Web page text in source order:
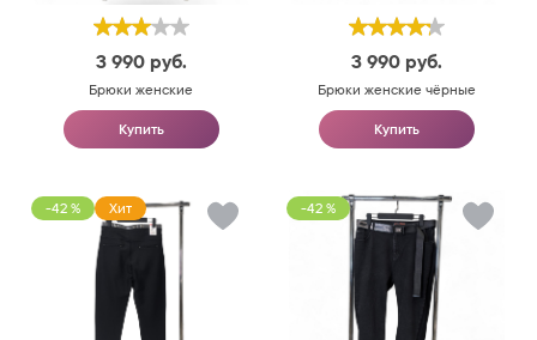
3 990 руб.
Брюки женские
Купить
3 990 руб.
Брюки женские чёрные
Купить
-42 % Хит -42 %